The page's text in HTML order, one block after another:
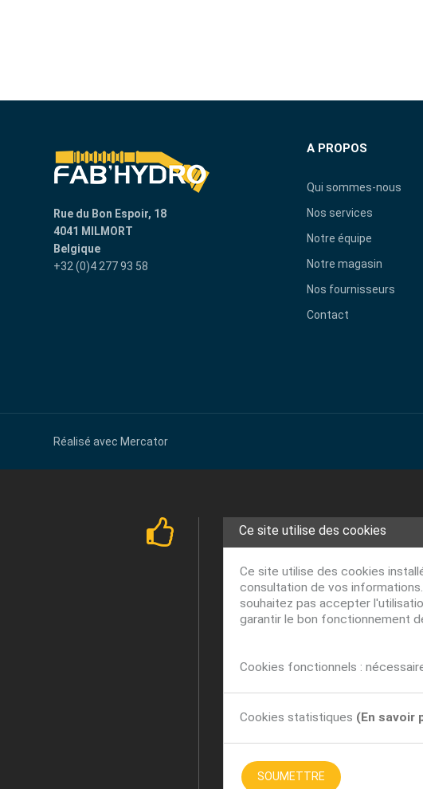
Rue du Bon Espoir, 18
4041 MILMORT
Belgique
+32 (0)4 277 93 58
A PROPOS
Qui sommes-nous
Nos services
Notre équipe
Notre magasin
Nos fournisseurs
Contact
Réalisé avec Mercator
Ce site utilise des cookies
Ce site utilise des cookies
consultation de vos
souhaitez pas accepter
garantir le bon fonctionnement
Cookies fonctionnels :
Cookies statistiques (En savoir
SOUMETTRE